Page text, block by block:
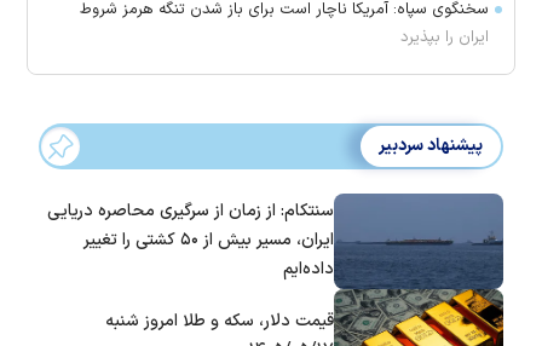
سخنگوی سپاه: آمریکا ناچار است برای باز شدن تنگه هرمز شروط
ایران را بپذیرد
پیشنهاد سردبیر
سنتکام: از زمان از سرگیری محاصره دریایی
ایران، مسیر بیش از ۵۰ کشتی را تغییر
داده‌ایم
قیمت دلار، سکه و طلا امروز شنبه